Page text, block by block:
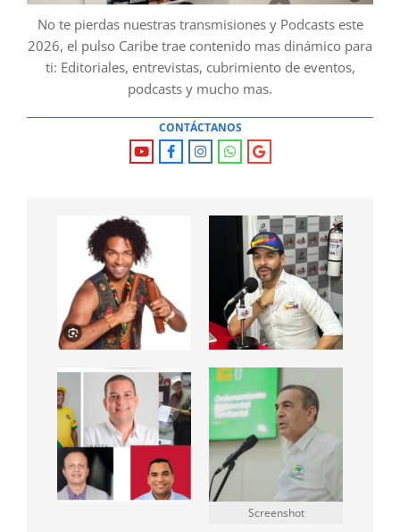
No te pierdas nuestras transmisiones y Podcasts este
2026, el pulso Caribe trae contenido mas dinámico para
ti: Editoriales, entrevistas, cubrimiento de eventos,
podcasts y mucho mas.
CONTÁCTANOS
Screenshot